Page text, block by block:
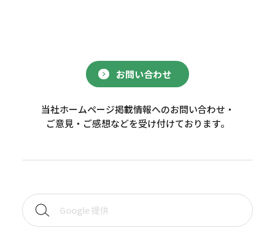
お問い合わせ
当社ホームページ掲載情報へのお問い合わせ・
ご意見・ご感想などを受け付けております。